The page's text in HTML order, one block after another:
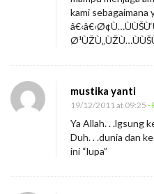
kami sebagaimana
mustika yanti
19/12/2011 at 09:25 -
Ya Allah. . .lgsung
Duh. . .dunia dan
ini “lupa”